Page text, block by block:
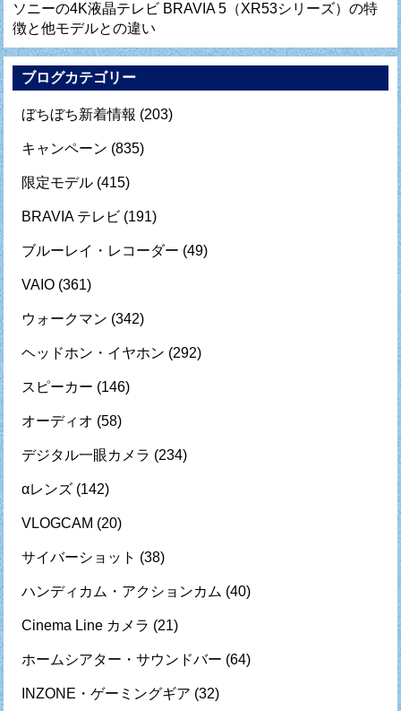
ソニーの4K液晶テレビ BRAVIA 5（XR53シリーズ）の特
徴と他モデルとの違い
ブログカテゴリー
ぼちぼち新着情報 (203)
キャンペーン (835)
限定モデル (415)
BRAVIA テレビ (191)
ブルーレイ・レコーダー (49)
VAIO (361)
ウォークマン (342)
ヘッドホン・イヤホン (292)
スピーカー (146)
オーディオ (58)
デジタル一眼カメラ (234)
αレンズ (142)
VLOGCAM (20)
サイバーショット (38)
ハンディカム・アクションカム (40)
Cinema Line カメラ (21)
ホームシアター・サウンドバー (64)
INZONE・ゲーミングギア (32)